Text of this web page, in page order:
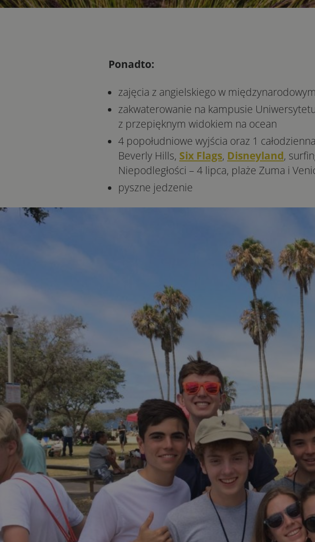
Ponadto:
zajęcia z angielskiego w
zakwaterowanie na kampusie
z przepięknym widokiem na ocean
4 popołudniowe wyjścia oraz 1
Beverly Hills, Six Flags, Disneyland,
Niepodległości – 4 lipca, plaże Zuma i
pyszne jedzenie